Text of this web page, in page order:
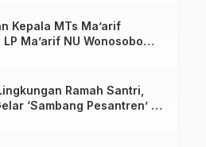
Kepala MTs Ma’arif
Ma’arif NU Wonosobo
Lima Amanah
Ramah Santri,
‘Sambang Pesantren’ di